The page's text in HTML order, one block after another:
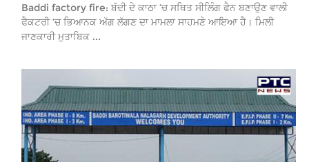
Baddi factory fire: ਬੱਦੀ ਦੇ ਕਾਠਾ ’ਚ ਸਥਿਤ ਸੀਲਿੰਗ ਫੈਨ ਬਣਾਉਣ ਵਾਲੀ
ਫੈਕਟਰੀ ’ਚ ਭਿਆਨਕ ਅੱਗ ਲੱਗਣ ਦਾ ਮਾਮਲਾ ਸਾਹਮਣੇ ਆਇਆ ਹੈ। ਮਿਲੀ
ਜਾਣਕਾਰੀ ਮੁਤਾਬਿਕ ...